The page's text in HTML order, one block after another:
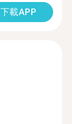
下載APP